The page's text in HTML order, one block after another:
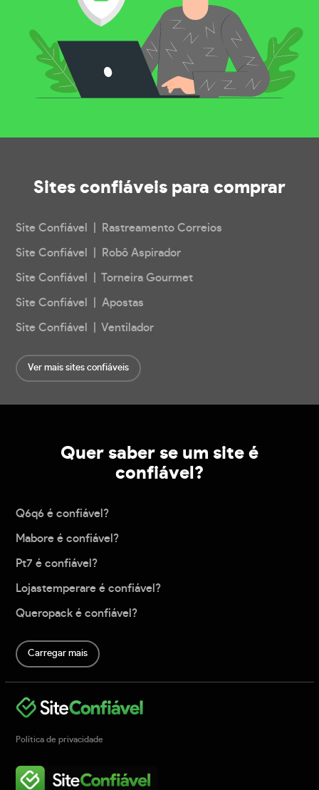
Sites confiáveis para comprar
Site Confiável | Rastreamento Correios
Site Confiável | Robô Aspirador
Site Confiável | Torneira Gourmet
Site Confiável | Apostas
Site Confiável | Ventilador
Ver mais sites confiáveis
Quer saber se um site é
confiável?
Q6q6 é confiável?
Mabore é confiável?
Pt7 é confiável?
Lojastemperare é confiável?
Queropack é confiável?
Carregar mais
Política de privacidade